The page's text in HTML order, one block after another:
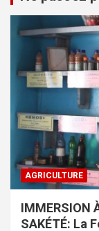
AGRICULTURE
IMMERSION
SAKÉTÉ: La